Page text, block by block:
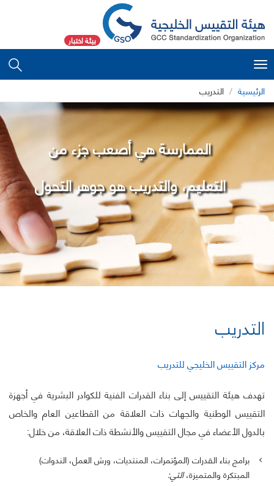
بيئة اختبار
Toggle
navigation
الرئيسية التدريب
الممارسة هي أصعب جزء من
التعليم، والتدريب هو جوهر التحول
التدريب
مركز التقييس الخليجي للتدريب
تهدف هيئة التقييس إلى بناء القدرات الفنية للكوادر البشرية في أجهزة
التقييس الوطنية والجهات ذات العلاقة من القطاعين العام والخاص
بالدول الأعضاء في مجال التقييس والأنشطة ذات العلاقة، من خلال:
برامج بناء القدرات (المؤتمرات، المنتديات، ورش العمل، الندوات)
المبتكرة والمتميزة،التي: